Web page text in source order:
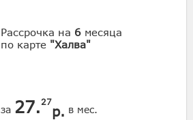
Рассрочка на 6 месяца
по карте "Халва"
за 27. 27
р. в мес.